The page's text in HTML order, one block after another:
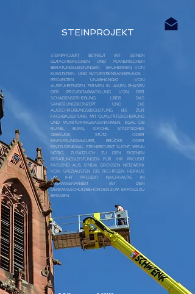
STEINPROJEKT BETREUT MIT SEINEN
GUTACHTERLICHEN UND PLANERISCHEN
BERATUNGSLEISTUNGEN BAUHERREN VON
KUNSTSTEIN- UND NATURSTEINSANIERUNGS -
PROJEKTEN UNABHÄNGIG VON
AUSFÜHRENDEN FIRMEN IN ALLEN PHASEN
DER PROJEKTABWICKLUNG VON DER
SCHADENSERHEBUNG ÜBER DAS
SANIERUNGSKONZEPT UND DIE
AUSSCHREIBUNGSBEGLEITUNG BIS ZUR
FACHBAULEITUNG MIT QUALITÄTSSICHERUNG
UND MONITORINGMASSNAHMEN. EGAL OB
RUINE, BURG, KIRCHE, STÄDTISCHES
GEBÄUDE, STÜTZ- ODER
EINFASSUNGSMAUER, BRÜCKE ODER
EINZELDENKMAL. STEINPROJEKT SUCHT, WENN
NÖTIG, ZUSÄTZLICH ZU DEN EIGENEN
BERATUNGSLEISTUNGEN FÜR IHR PROJEKT
PASSEND AUS EINEM GROSSEN NETZWERK
VON SPEZIALISTEN DIE RICHTIGEN HERAUS
UM IHR PROJEKT NACHHALTIG IN
ZUSAMMENARBEIT MIT DEN
DENKMALSCHUTZBEHÖRDEN ZUM ERFOLG ZU
BRINGEN.
STEINPROJEKT